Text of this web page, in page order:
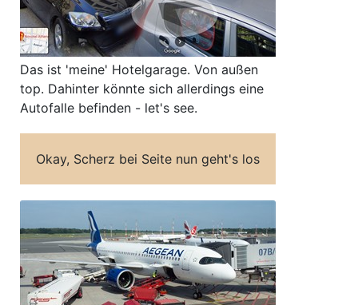
Das ist 'meine' Hotelgarage. Von außen
top. Dahinter könnte sich allerdings eine
Autofalle befinden - let's see.
Okay, Scherz bei Seite nun geht's los